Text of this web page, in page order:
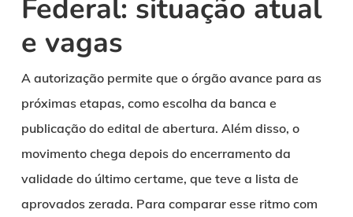
Federal: situação atual
e vagas
A autorização permite que o órgão avance para as
próximas etapas, como escolha da banca e
publicação do edital de abertura. Além disso, o
movimento chega depois do encerramento da
validade do último certame, que teve a lista de
aprovados zerada. Para comparar esse ritmo com